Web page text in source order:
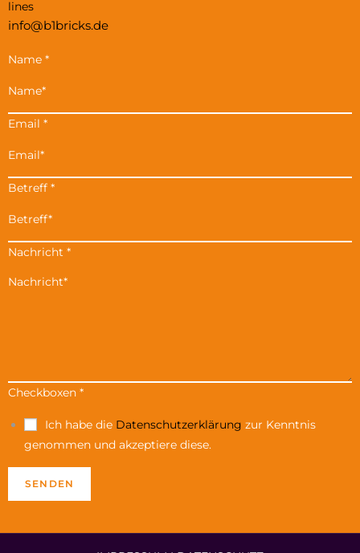
info@b1bricks.de
Name *
Email *
Betreff *
Nachricht *
Checkboxen *
Ich habe die Datenschutzerklärung zur Kenntnis
genommen und akzeptiere diese.
SENDEN